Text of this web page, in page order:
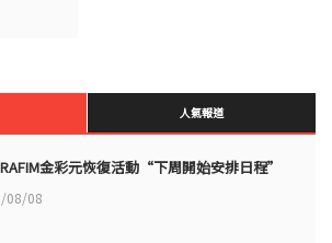
人氣報道
金彩元恢復活動“下周開始安排日程”
08/08